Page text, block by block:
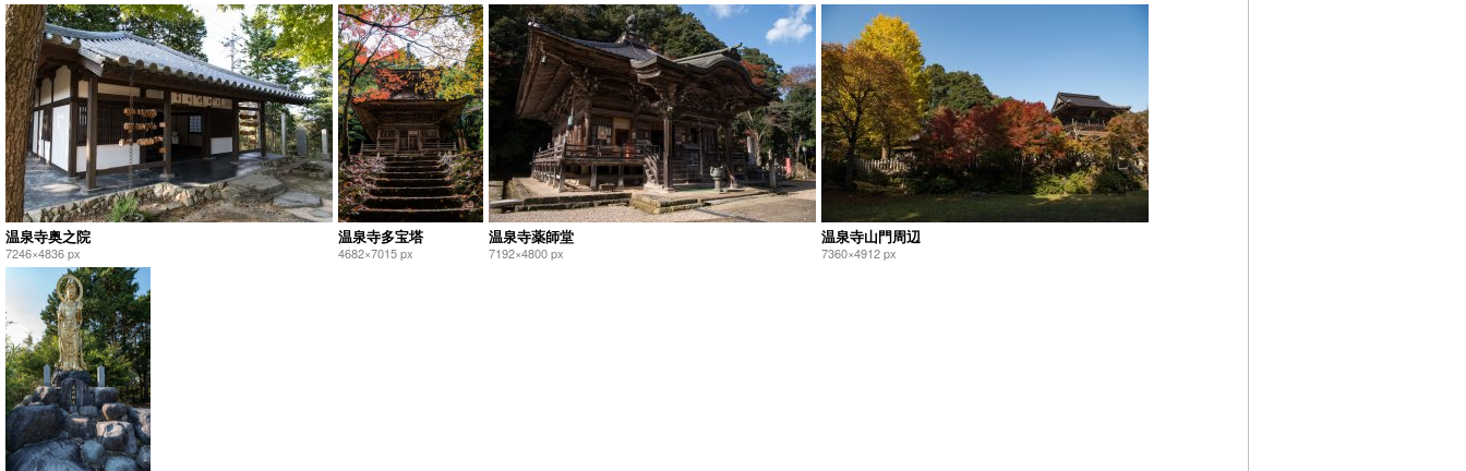
温泉寺奥之院
7246×4836 px
温泉寺多宝塔
4682×7015 px
温泉寺薬師堂
7192×4800 px
温泉寺山門周辺
7360×4912 px